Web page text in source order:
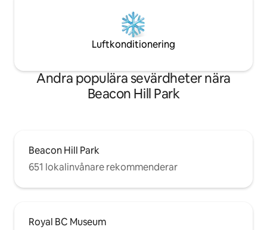
Luftkonditionering
Andra populära sevärdheter nära
Beacon Hill Park
Beacon Hill Park
651 lokalinvånare rekommenderar
Royal BC Museum